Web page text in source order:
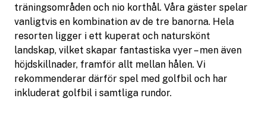
träningsområden och nio korthål. Våra gäster spelar
vanligtvis en kombination av de tre banorna. Hela
resorten ligger i ett kuperat och naturskönt
landskap, vilket skapar fantastiska vyer – men även
höjdskillnader, framför allt mellan hålen. Vi
rekommenderar därför spel med golfbil och har
inkluderat golfbil i samtliga rundor.